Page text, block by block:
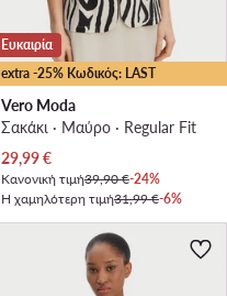
extra -25% Κωδικός: LAST
Ευκαιρία
Vero Moda
Σακάκι · Μαύρο · Regular Fit
Τρέχουσα τιμή
29,99€
Κανονική τιμή39,90 €-24%
Η χαμηλότερη τιμή31,99 €-6%